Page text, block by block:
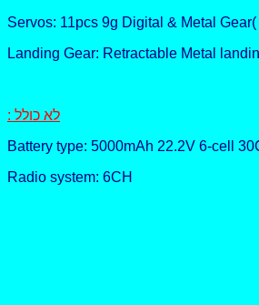
Servos: 11pcs 9g Digital & Metal
Landing Gear: Retractable Metal
: לא כולל
Battery type: 5000mAh 22.2V 6-cell
Radio system: 6CH